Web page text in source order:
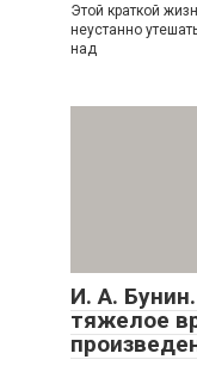
Этой краткой
неустанно
над
И. А.
тяжелое